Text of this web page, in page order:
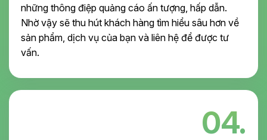
những thông điệp quảng cáo ấn tượng, hấp dẫn.
Nhờ vậy sẽ thu hút khách hàng tìm hiểu sâu hơn về
sản phẩm, dịch vụ của bạn và liên hệ để được tư
vấn.
04.